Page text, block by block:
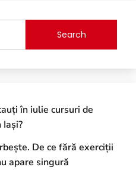
Search
în iulie cursuri de
De ce fără exerciții
apare singură